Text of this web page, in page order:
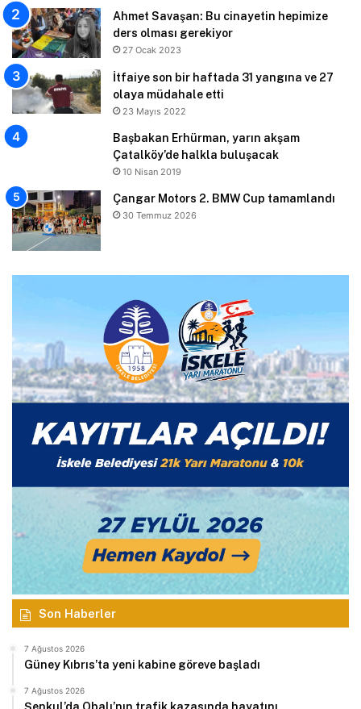
Ahmet Savaşan: Bu cinayetin hepimize
ders olması gerekiyor
27 Ocak 2023
İtfaiye son bir haftada 31 yangına ve 27
olaya müdahale etti
23 Mayıs 2022
Başbakan Erhürman, yarın akşam
Çatalköy’de halkla buluşacak
10 Nisan 2019
Çangar Motors 2. BMW Cup tamamlandı
30 Temmuz 2026
Son Haberler
7 Ağustos 2026
Güney Kıbrıs’ta yeni kabine göreve başladı
7 Ağustos 2026